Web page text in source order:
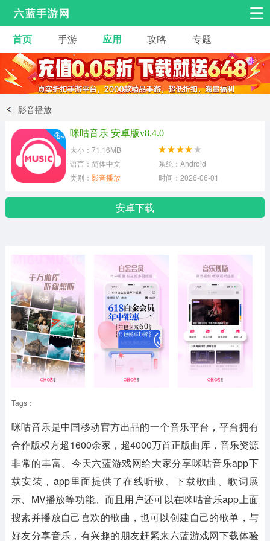
安卓手游 手游工具
热门手游 角色扮演 益智休闲
动作射击
冒险解谜 经营养成
体育竞技
首页 手游 应用 攻略 专题
影音播放
咪咕音乐 安卓版v8.4.0
大小：71.16MB
语言：简体中文
系统：Android
类别： 影音播放 时间：2026-06-01
安卓下载
Tags：
咪咕音乐是中国移动官方出品的一个音乐平台，平台拥有
合作版权方超1600余家，超4000万首正版曲库，音乐资源
非常的丰富。今天六蓝游戏网给大家分享咪咕音乐app下
载安装，app里面提供了在线听歌、下载歌曲、歌词展
示、MV播放等功能。而且用户还可以在咪咕音乐app上面
搜索并播放自己喜欢的歌曲，也可以创建自己的歌单，与
好友分享音乐，有兴趣的朋友赶紧来六蓝游戏网下载体验